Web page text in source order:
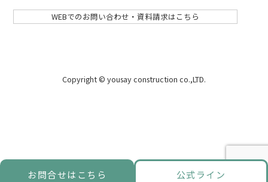
お問合せはこちら 公式ライン
WEBでのお問い合わせ・資料請求はこちら
Copyright © yousay construction co.,LTD.